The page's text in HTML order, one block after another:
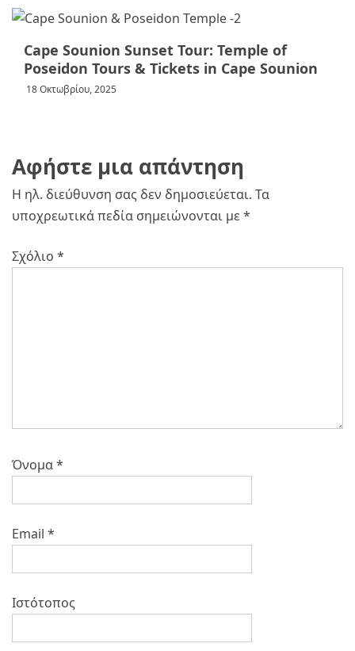
Cape Sounion Sunset Tour: Temple of
Poseidon Tours & Tickets in Cape Sounion
18 Οκτωβρίου, 2025
Αφήστε μια απάντηση
Η ηλ. διεύθυνση σας δεν δημοσιεύεται. Τα
υποχρεωτικά πεδία σημειώνονται με *
Σχόλιο *
Όνομα*
Email *
Ιστότοπος